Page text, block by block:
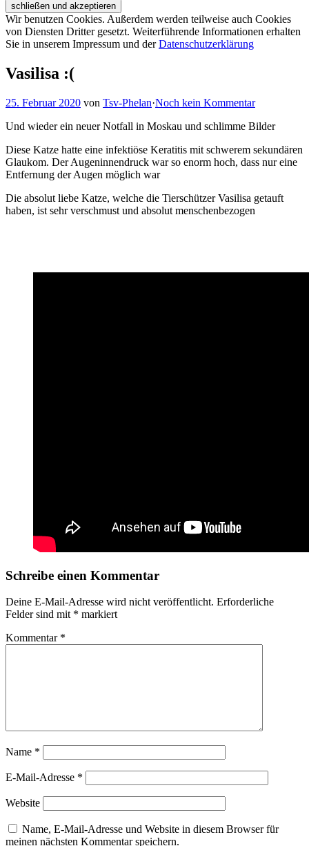
Wir benutzen Cookies. Außerdem werden teilweise auch Cookies
von Diensten Dritter gesetzt. Weiterführende Informationen erhalten
Sie in unserem Impressum und derDatenschutzerklärung
Vasilisa :(
25. Februar 2020 von Tsv-Phelan·Noch kein Kommentar
Und wieder ein neuer Notfall in Moskau und schlimme Bilder
Diese Katze hatte eine infektiöse Keratitis mit schwerem sekundären
Glaukom. Der Augeninnendruck war so enorm hoch, dass nur eine
Entfernung der Augen möglich war
Die absolut liebe Katze, welche die Tierschützer Vasilisa getauft
haben, ist sehr verschmust und absolut menschenbezogen
Schreibe einen Kommentar
Deine E-Mail-Adresse wird nicht veröffentlicht. Erforderliche
Felder sind mit * markiert
Kommentar *
Name *
E-Mail-Adresse *
Website
Name, E-Mail-Adresse und Website in diesem Browser für
meinen nächsten Kommentar speichern.